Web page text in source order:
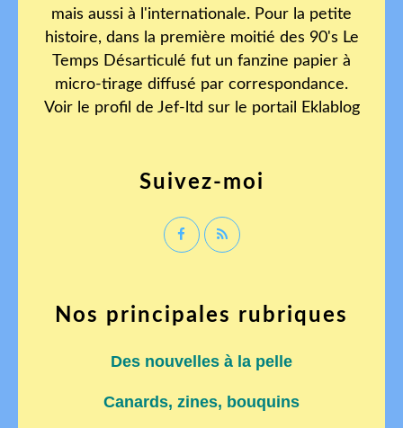
mais aussi à l'internationale. Pour la petite
histoire, dans la première moitié des 90's Le
Temps Désarticulé fut un fanzine papier à
micro-tirage diffusé par correspondance.
Voir le profil de Jef-ltd sur le portail Eklablog
Suivez-moi
Nos principales rubriques
Des nouvelles à la pelle
Canards, zines, bouquins